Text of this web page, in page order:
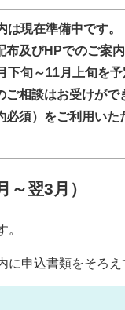
現在準備中です。
布及びHPでのご案
下旬～11月上旬を
ご相談はお受けが
須）をご利用いた
翌3月）
。
に申込書類をそろえ